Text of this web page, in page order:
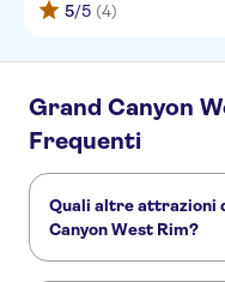
5/5 (4)
Grand Canyon
Frequenti
Quali altre attrazioni
Canyon West Rim?